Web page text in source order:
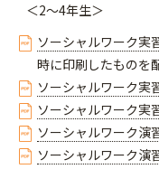
＜2～4年生＞
ソーシャルワーク実
時に印刷したものを
ソーシャルワーク実
ソーシャルワーク実
ソーシャルワーク
ソーシャルワーク